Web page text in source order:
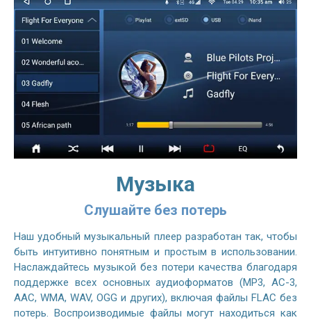
Музыка
Слушайте без потерь
Наш удобный музыкальный плеер разработан так, чтобы
быть интуитивно понятным и простым в использовании.
Наслаждайтесь музыкой без потери качества благодаря
поддержке всех основных аудиоформатов (MP3, AC-3,
AAC, WMA, WAV, OGG и других), включая файлы FLAC без
потерь. Воспроизводимые файлы могут находиться как